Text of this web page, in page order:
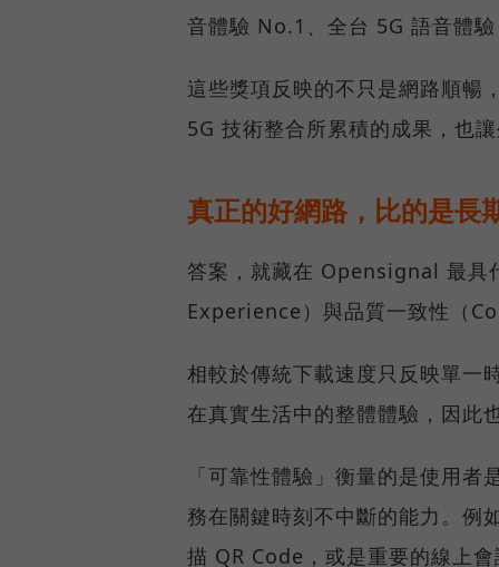
音體驗 No.1、全台 5G 語音體
這些獎項反映的不只是網路順暢
5G 技術整合所累積的成果，也
真正的好網路，比的是長
答案，就藏在 Opensignal 最
Experience）與品質一致性（
相較於傳統下載速度只反映單一
在真實生活中的整體體驗，因此
「可靠性體驗」衡量的是使用
務在關鍵時刻不中斷的能力。例
描 QR Code，或是重要的線上